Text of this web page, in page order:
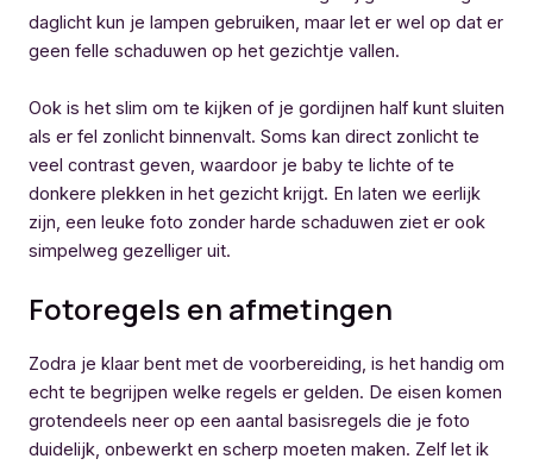
daglicht kun je lampen gebruiken, maar let er wel op dat er
geen felle schaduwen op het gezichtje vallen.
Ook is het slim om te kijken of je gordijnen half kunt sluiten
als er fel zonlicht binnenvalt. Soms kan direct zonlicht te
veel contrast geven, waardoor je baby te lichte of te
donkere plekken in het gezicht krijgt. En laten we eerlijk
zijn, een leuke foto zonder harde schaduwen ziet er ook
simpelweg gezelliger uit.
Fotoregels en afmetingen
Zodra je klaar bent met de voorbereiding, is het handig om
echt te begrijpen welke regels er gelden. De eisen komen
grotendeels neer op een aantal basisregels die je foto
duidelijk, onbewerkt en scherp moeten maken. Zelf let ik